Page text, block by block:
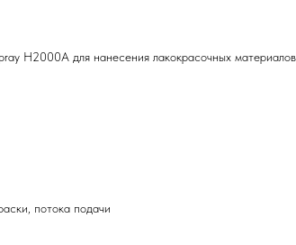
H2000A для нанесения лакокрасочных
потока подачи